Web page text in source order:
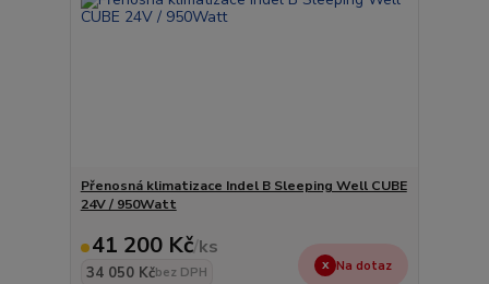
Přenosná klimatizace Indel B Sleeping Well CUBE
24V / 950Watt
41 200 Kč/ks
34 050 Kčbez DPH Na dotaz